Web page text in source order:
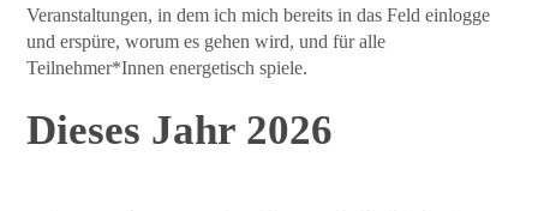
Veranstaltungen, in dem ich mich bereits in das Feld einlogge
und erspüre, worum es gehen wird, und für alle
Teilnehmer*Innen energetisch spiele.
Dieses Jahr 2026